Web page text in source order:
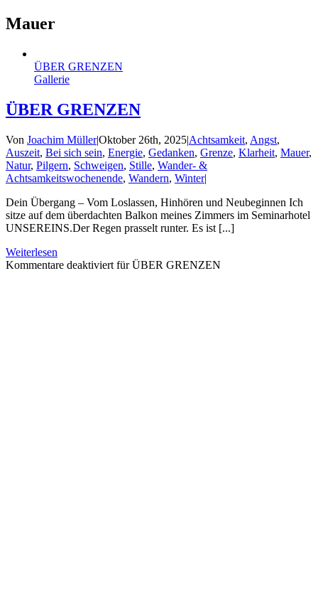
Mauer
ÜBER GRENZEN
Gallerie
ÜBER GRENZEN
Von Joachim Müller|Oktober 26th, 2025|Achtsamkeit, Angst,
Auszeit, Bei sich sein, Energie, Gedanken, Grenze, Klarheit, Mauer,
Natur, Pilgern, Schweigen, Stille, Wander- &
Achtsamkeitswochenende, Wandern, Winter|
Dein Übergang – Vom Loslassen, Hinhören und Neubeginnen Ich
sitze auf dem überdachten Balkon meines Zimmers im Seminarhotel
UNSEREINS.Der Regen prasselt runter. Es ist [...]
Weiterlesen
Kommentare deaktiviert für ÜBER GRENZEN